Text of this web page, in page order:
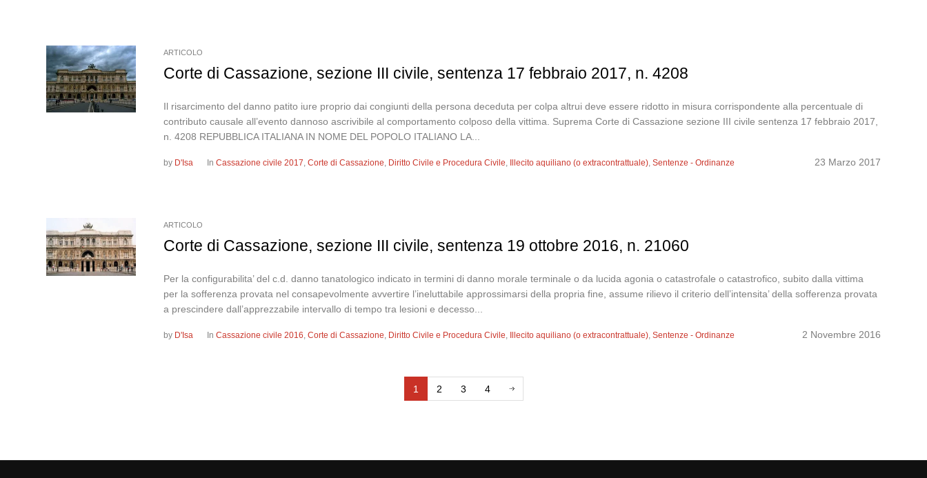
ARTICOLO
Corte di Cassazione, sezione III civile, sentenza 17 febbraio 2017, n. 4208
Il risarcimento del danno patito iure proprio dai congiunti della persona deceduta per colpa altrui deve essere ridotto in misura corrispondente alla percentuale di
contributo causale all’evento dannoso ascrivibile al comportamento colposo della vittima. Suprema Corte di Cassazione sezione III civile sentenza 17 febbraio 2017,
n. 4208 REPUBBLICA ITALIANA IN NOME DEL POPOLO ITALIANO LA...
23 Marzo 2017
by D'Isa InCassazione civile 2017,Corte di Cassazione, Diritto Civile e Procedura Civile, Illecito aquiliano (o extracontrattuale),Sentenze - Ordinanze
ARTICOLO
Corte di Cassazione, sezione III civile, sentenza 19 ottobre 2016, n. 21060
Per la configurabilita’ del c.d. danno tanatologico indicato in termini di danno morale terminale o da lucida agonia o catastrofale o catastrofico, subito dalla vittima
per la sofferenza provata nel consapevolmente avvertire l’ineluttabile approssimarsi della propria fine, assume rilievo il criterio dell’intensita’ della sofferenza provata
a prescindere dall’apprezzabile intervallo di tempo tra lesioni e decesso...
2 Novembre 2016
by D'Isa InCassazione civile 2016,Corte di Cassazione, Diritto Civile e Procedura Civile, Illecito aquiliano (o extracontrattuale),Sentenze - Ordinanze
1 2 3 4